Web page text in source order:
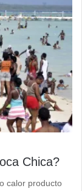
Chica?
calor producto